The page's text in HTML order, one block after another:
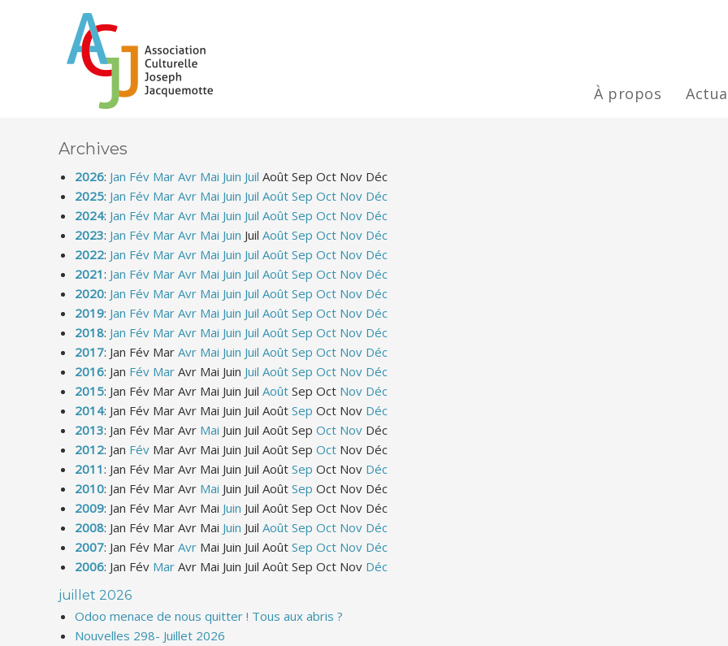
À propos
Archives
2026: Jan Fév Mar Avr Mai Juin Juil Août Sep Oct Nov Déc
2025: Jan Fév Mar Avr Mai Juin Juil Août Sep Oct Nov Déc
2024: Jan Fév Mar Avr Mai Juin Juil Août Sep Oct Nov Déc
2023: Jan Fév Mar Avr Mai Juin Juil Août Sep Oct Nov Déc
2022: Jan Fév Mar Avr Mai Juin Juil Août Sep Oct Nov Déc
2021: Jan Fév Mar Avr Mai Juin Juil Août Sep Oct Nov Déc
2020: Jan Fév Mar Avr Mai Juin Juil Août Sep Oct Nov Déc
2019: Jan Fév Mar Avr Mai Juin Juil Août Sep Oct Nov Déc
2018: Jan Fév Mar Avr Mai Juin Juil Août Sep Oct Nov Déc
2017: Jan Fév Mar Avr Mai Juin Juil Août Sep Oct Nov Déc
2016: Jan Fév Mar Avr Mai Juin Juil Août Sep Oct Nov Déc
2015: Jan Fév Mar Avr Mai Juin Juil Août Sep Oct Nov Déc
2014: Jan Fév Mar Avr Mai Juin Juil Août Sep Oct Nov Déc
2013: Jan Fév Mar Avr Mai Juin Juil Août Sep Oct Nov Déc
2012: Jan Fév Mar Avr Mai Juin Juil Août Sep Oct Nov Déc
2011: Jan Fév Mar Avr Mai Juin Juil Août Sep Oct Nov Déc
2010: Jan Fév Mar Avr Mai Juin Juil Août Sep Oct Nov Déc
2009: Jan Fév Mar Avr Mai Juin Juil Août Sep Oct Nov Déc
2008: Jan Fév Mar Avr Mai Juin Juil Août Sep Oct Nov Déc
2007: Jan Fév Mar Avr Mai Juin Juil Août Sep Oct Nov Déc
2006: Jan Fév Mar Avr Mai Juin Juil Août Sep Oct Nov Déc
juillet 2026
Odoo menace de nous quitter ! Tous aux abris ?
Nouvelles 298- Juillet 2026